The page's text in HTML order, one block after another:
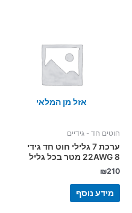
אזל מן המלאי
חוטים חד - גידיים
ערכת 7 גלילי חוט חד גידי
22AWG 8 מטר בכל גליל
₪210
מידע נוסף